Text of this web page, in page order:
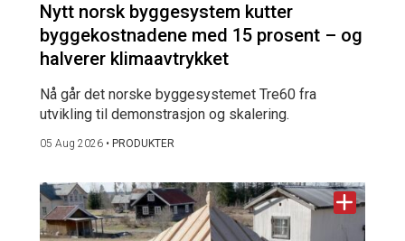
Nytt norsk byggesystem kutter
byggekostnadene med 15 prosent – og
halverer klimaavtrykket
Nå går det norske byggesystemet Tre60 fra
utvikling til demonstrasjon og skalering.
05 Aug 2026 • PRODUKTER